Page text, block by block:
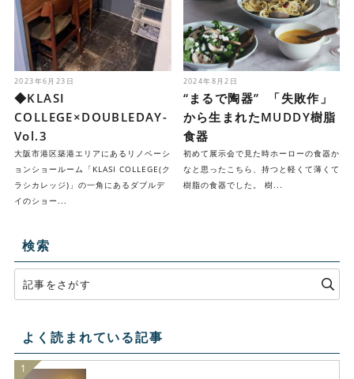
2023年6月23日
◆KLASI
COLLEGE×DOUBLEDAY-
Vol.3
大阪市港区築港エリアにあるリノベーシ
ョンショールーム「KLASI COLLEGE(ク
ラシカレッジ)」の一角にあるダブルデ
イのショー...
2024年8月2日
“まるで陶器” 「失敗作」
から生まれたMUDDY樹脂
食器
初めて展示会で見た時ホーローの食器か
なと思ったこちら、持つと軽くて薄くて
樹脂の食器でした。 樹...
検索
よく読まれている記事